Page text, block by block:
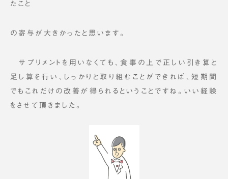
たこと
の寄与が大きかったと思います。
サプリメントを用いなくても、食事の上で正しい引き算と
足し算を行い、しっかりと取り組むことができれば、短期間
でもこれだけの改善が得られるということですね。いい経験
をさせて頂きました。